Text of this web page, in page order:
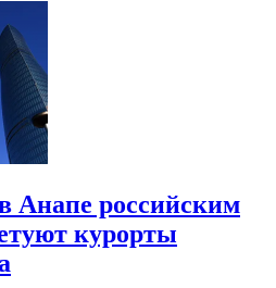
Анапе российским
курорты